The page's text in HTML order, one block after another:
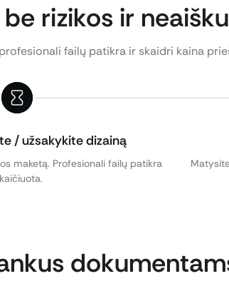
rizikos ir
failų patikra ir skaidri kaina
/ užsakykite dizainą
maketą. Profesionali failų patikra